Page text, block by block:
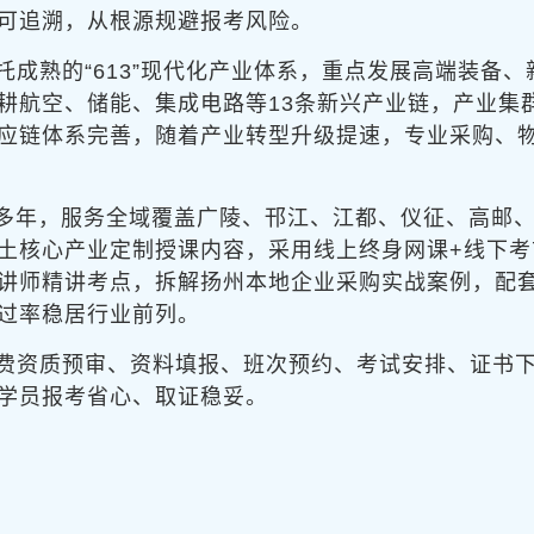
追溯，从根源规避报考风险。
成熟的“613”现代化产业体系，重点发展高端装备
航空、储能、集成电路等13条新兴产业链，产业集
链体系完善，随着产业转型升级提速，专业采购、
年，服务全域覆盖广陵、邗江、江都、仪征、高邮
核心产业定制授课内容，采用线上终身网课+线下
师精讲考点，拆解扬州本地企业采购实战案例，配
率稳居行业前列。
资质预审、资料填报、班次预约、考试安排、证书
员报考省心、取证稳妥。